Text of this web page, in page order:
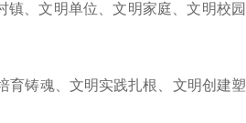
、文明单位、文明家庭、文明校园
育铸魂、文明实践扎根、文明创建塑